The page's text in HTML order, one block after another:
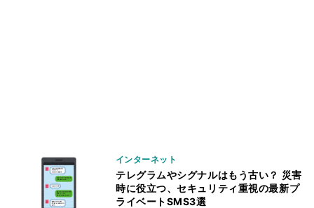
インターネット
テレグラムやシグナルはもう古い？ 災害
時に役立つ、セキュリティ重視の最新プ
ライベートSMS3選